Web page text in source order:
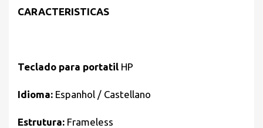
CARACTERISTICAS
Teclado para portatil HP
Idioma: Espanhol / Castellano
Estrutura: Frameless